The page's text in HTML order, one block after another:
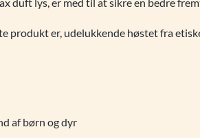
produkt er, udelukkende høstet fra
af børn og dyr